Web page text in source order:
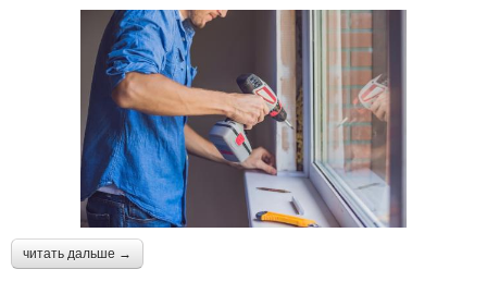
читать дальше →